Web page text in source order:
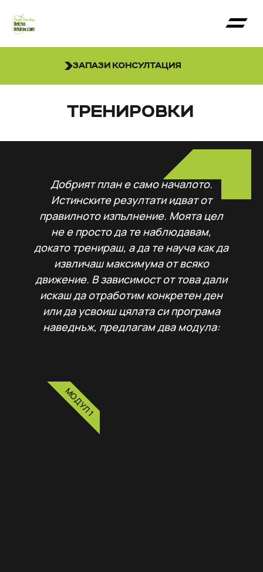
ЗАПАЗИ КОНСУЛТАЦИЯ
ТРЕНИРОВКИ
Добрият план е само началото.
Истинските резултати идват от
правилното изпълнение. Моята цел
не е просто да те наблюдавам,
докато тренираш, а да те науча как да
извличаш максимума от всяко
движение. В зависимост от това дали
искаш да отработим конкретен ден
или да усвоиш цялата си програма
наведнъж, предлагам два модула:
МОДУЛ 1